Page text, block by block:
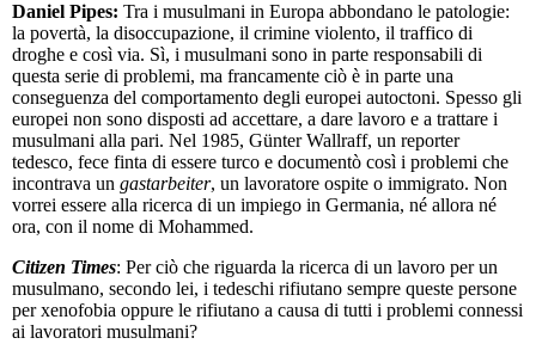
Daniel Pipes: Tra i musulmani in Europa abbondano le patologie:
la povertà, la disoccupazione, il crimine violento, il traffico di
droghe e così via. Sì, i musulmani sono in parte responsabili di
questa serie di problemi, ma francamente ciò è in parte una
conseguenza del comportamento degli europei autoctoni. Spesso gli
europei non sono disposti ad accettare, a dare lavoro e a trattare i
musulmani alla pari. Nel 1985, Günter Wallraff, un reporter
tedesco, fece finta di essere turco e documentò così i problemi che
incontrava un gastarbeiter, un lavoratore ospite o immigrato. Non
vorrei essere alla ricerca di un impiego in Germania, né allora né
ora, con il nome di Mohammed.
Citizen Times: Per ciò che riguarda la ricerca di un lavoro per un
musulmano, secondo lei, i tedeschi rifiutano sempre queste persone
per xenofobia oppure le rifiutano a causa di tutti i problemi connessi
ai lavoratori musulmani?